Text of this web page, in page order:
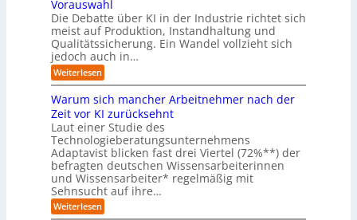
n
e
r
m
ö
g
l
i
c
h
e
n
o
m
w
a
r
e
-
G
f
a
h
r
d
u
n
b
e
q
u
e
m
e
r
)
B
l
i
c
k
a
u
f
e
n
m
u
s
s
a
u
h
A
b
l
ä
u
f
e
v
e
r
Vorauswahl
Die Debatte über KI in der Industrie richtet sich
meist auf Produktion, Instandhaltung und
Qualitätssicherung. Ein Wandel vollzieht sich
jedoch auch in…
Weiterlesen:
K
-
A
s
s
i
s
t
e
n
t
e
Warum sich mancher Arbeitnehmer nach der
Zeit vor KI zurücksehnt
Laut einer Studie des
Technologieberatungsunternehmens
Adaptavist blicken fast drei Viertel (72%**) der
befragten deutschen Wissensarbeiterinnen
und Wissensarbeiter* regelmäßig mit
Sehnsucht auf ihre…
Weiterlesen:
W